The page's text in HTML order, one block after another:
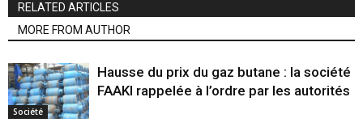
RELATED ARTICLES
MORE FROM AUTHOR
Société
Hausse du prix du gaz butane : la société
FAAKI rappelée à l’ordre par les autorités